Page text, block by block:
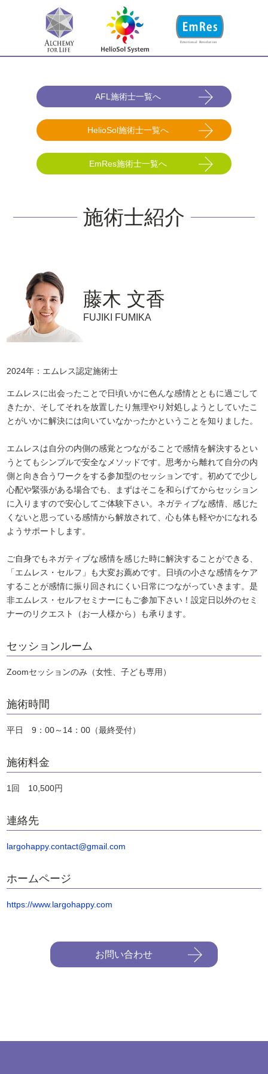
AFL施術士一覧へ
HelioSol施術士一覧へ
EmRes施術士一覧へ
施術士紹介
藤木 文香
FUJIKI FUMIKA
2024年：エムレス認定施術士
エムレスに出会ったことで日頃いかに色んな感情とともに過ごして
きたか、そしてそれを放置したり無理やり対処しようとしていたこ
とがいかに解決には向いていなかったかということを知りました。
エムレスは自分の内側の感覚とつながることで感情を解決するとい
うとてもシンプルで安全なメソッドです。思考から離れて自分の内
側と向き合うワークをする参加型のセッションです。初めてで少し
心配や緊張がある場合でも、まずはそこを和らげてからセッション
に入りますので安心してご体験下さい。ネガティブな感情、感じた
くないと思っている感情から解放されて、心も体も軽やかになれる
ようサポートします。
ご自身でもネガティブな感情を感じた時に解決することができる、
「エムレス・セルフ」も大変お薦めです。日頃の小さな感情をケア
することが感情に振り回されにくい日常につながっていきます。是
非エムレス・セルフセミナーにもご参加下さい！設定日以外のセミ
ナーのリクエスト（お一人様から）も承ります。
セッションルーム
​Zoomセッションのみ（女性、子ども専用）
施術時間
​​平日 9：00～14：00（最終受付）
施術料金
1回 10,500円
連絡先
largohappy.contact@gmail.com
ホームページ
https://www.largohappy.com
お問い合わせ